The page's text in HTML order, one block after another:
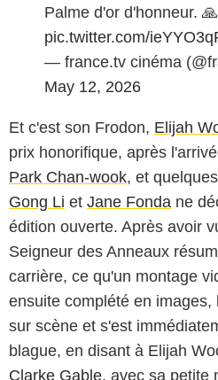
Palme d'or d'honneur. 🙏
pic.twitter.com/
— france.tv cinéma
May 12, 2026
Et c'est son Frodon, Elijah
prix honorifique, après
Park Chan-wook, et
Gong Li et Jane Fonda ne
édition ouverte. Après avoir
Seigneur des Anneaux
carrière, ce qu'un montage
ensuite complété en
sur scène et s'est
blague, en disant à Elijah
Clarke Gable, avec sa petite